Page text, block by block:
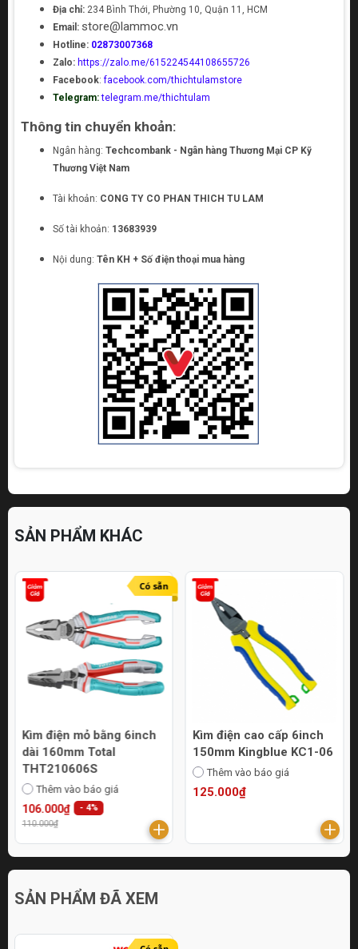
Địa chỉ: 234 Bình Thới, Phường 10, Quận 11, HCM
Email: store@lammoc.vn
Hotline: 02873007368
Zalo: https://zalo.me/615224544108655726
Facebook:facebook.com/thichtulamstore
Telegram: telegram.me/thichtulam
Thông tin chuyển khoản:
Ngân hàng: Techcombank - Ngân hàng Thương Mại CP Kỹ
Thương Việt Nam
Tài khoản: CONG TY CO PHAN THICH TU LAM
Số tài khoản: 13683939
Nội dung: Tên KH + Số điện thoại mua hàng
SẢN PHẨM KHÁC
Có sẵn
Kìm điện mỏ bằng 6inch
dài 160mm Total
THT210606S
Thêm vào báo giá
106.000₫
110.000₫
- 4%
Kìm điện cao cấp 6inch
150mm Kingblue KC1-06
Thêm vào báo giá
125.000₫
SẢN PHẨM ĐÃ XEM